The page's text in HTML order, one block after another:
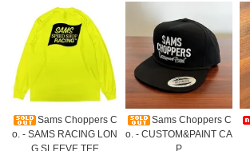
Sams Choppers C
o. - SAMS RACING LON
G SLEEVE TEE
Sams Choppers C
o. - CUSTOM&PAINT CA
P